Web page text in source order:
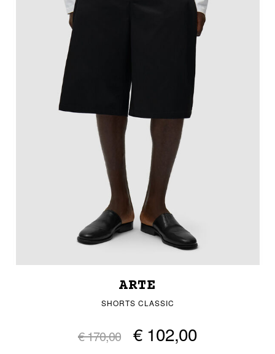
ARTE
SHORTS CLASSIC
€ 170,00 € 102,00